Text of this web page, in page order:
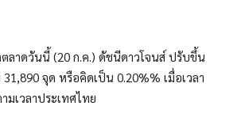
ลาดวันนี้ (20 ก.ค.) ดัชนีดาวโจนส์ ปรับขึ้น
จุด หรือคิดเป็น 0.20%% เมื่อเวลา
มเวลาประเทศไทย